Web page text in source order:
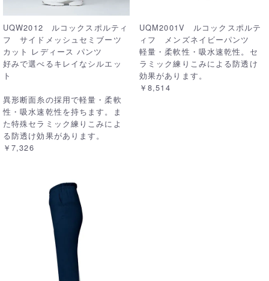
UQW2012 ルコックスポルティ
フ サイドメッシュセミブーツ
カット レディース パンツ
好みで選べるキレイなシルエッ
ト
異形断面糸の採用で軽量・柔軟
性・吸水速乾性を持ちます。ま
た特殊セラミック練りこみによ
る防透け効果があります。
￥7,326
UQM2001V ルコックスポルテ
ィフ メンズネイビーパンツ
軽量・柔軟性・吸水速乾性。セ
ラミック練りこみによる防透け
効果があります。
￥8,514